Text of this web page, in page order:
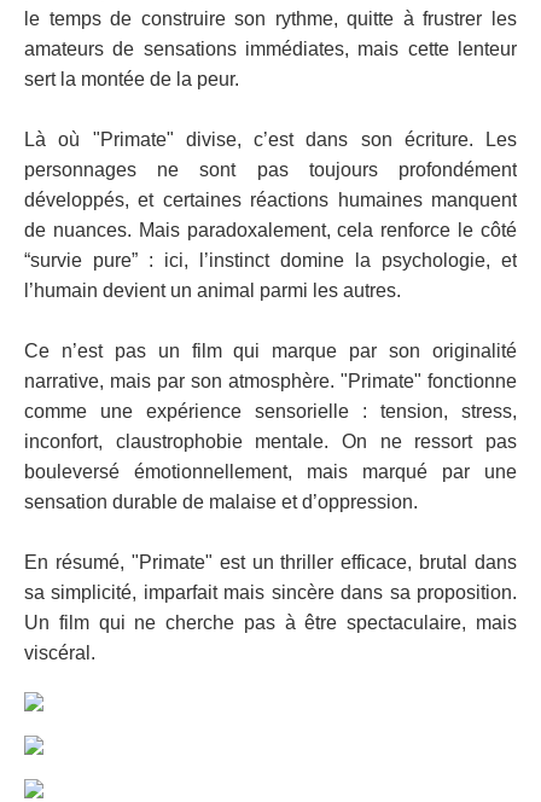
le temps de construire son rythme, quitte à frustrer les
amateurs de sensations immédiates, mais cette lenteur
sert la montée de la peur.
Là où "Primate" divise, c’est dans son écriture. Les
personnages ne sont pas toujours profondément
développés, et certaines réactions humaines manquent
de nuances. Mais paradoxalement, cela renforce le côté
“survie pure” : ici, l’instinct domine la psychologie, et
l’humain devient un animal parmi les autres.
Ce n’est pas un film qui marque par son originalité
narrative, mais par son atmosphère. "Primate" fonctionne
comme une expérience sensorielle : tension, stress,
inconfort, claustrophobie mentale. On ne ressort pas
bouleversé émotionnellement, mais marqué par une
sensation durable de malaise et d’oppression.
En résumé, "Primate" est un thriller efficace, brutal dans
sa simplicité, imparfait mais sincère dans sa proposition.
Un film qui ne cherche pas à être spectaculaire, mais
viscéral.